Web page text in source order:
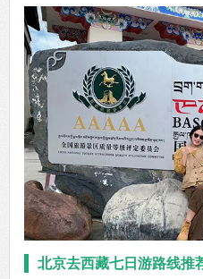
北京去西藏七日游路线推